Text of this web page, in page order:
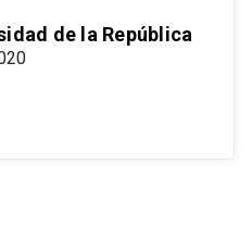
de la República